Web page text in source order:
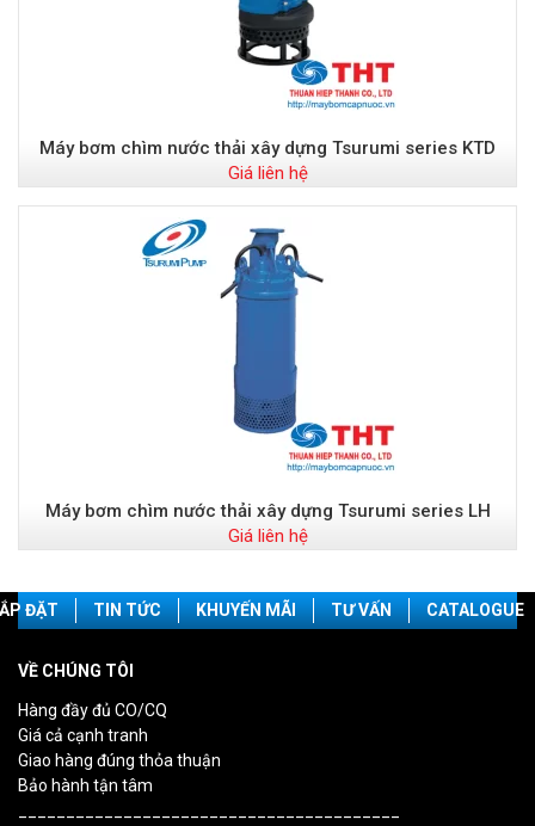
Máy bơm chìm nước thải xây dựng Tsurumi series KTD
Giá liên hệ
Máy bơm chìm nước thải xây dựng Tsurumi series LH
Giá liên hệ
ĐẶT TIN TỨC KHUYẾN MÃI TƯ VẤN CATALOGUE
VỀ CHÚNG TÔI
Hàng đầy đủ CO/CQ
Giá cả cạnh tranh
Giao hàng đúng thỏa thuận
Bảo hành tận tâm